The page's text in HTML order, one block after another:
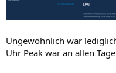
Ungewöhnlich war
Uhr Peak war an allen